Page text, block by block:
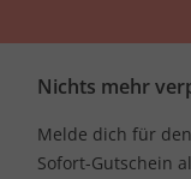
Nichts mehr
Melde dich für
Sofort-Gutschein